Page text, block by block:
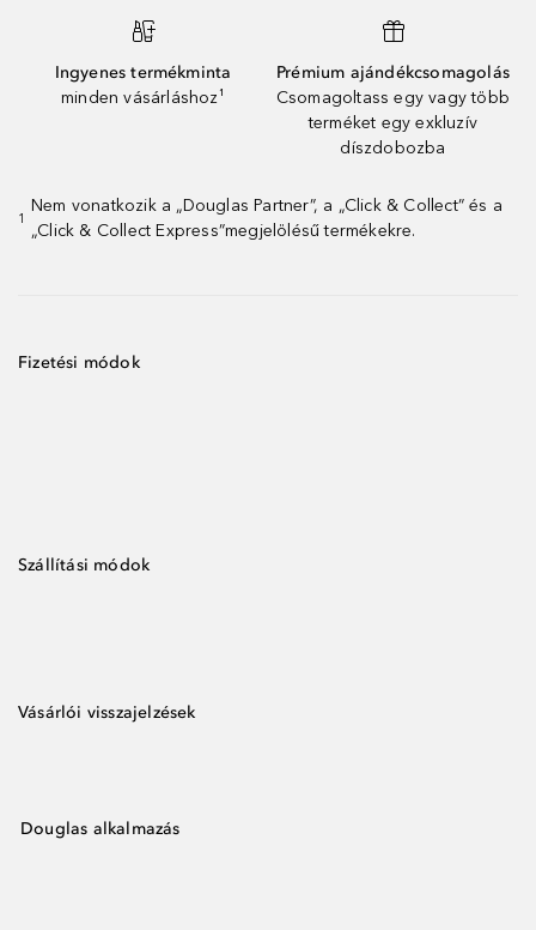
Ingyenes termékminta
minden vásárláshoz¹
Prémium ajándékcsomagolás
Csomagoltass egy vagy több
terméket egy exkluzív
díszdobozba
1
Nem vonatkozik a „Douglas Partner”, a „Click & Collect” és a
„Click & Collect Express”megjelölésű termékekre.
Fizetési módok
Szállítási módok
Vásárlói visszajelzések
Douglas alkalmazás